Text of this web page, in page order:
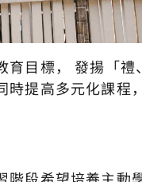
目標， 發揚「
提高多元化課程